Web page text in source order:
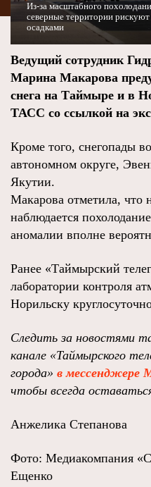
Из‑за масштабного
северные территории
осадками
Ведущий сотрудник
Марина Макарова
снега на Таймыре и в
ТАСС со ссылкой на
Кроме того, снегопады
автономном округе,
Якутии.
Макарова отметила, что
наблюдается
аномалии вполне
Ранее «Таймырский
лаборатории контроля
Норильску
Следить за новостями
канале «Таймырского
города» в мессенджере
чтобы всегда
Анжелика Степанова
Фото: Медиакомпания
Ещенко